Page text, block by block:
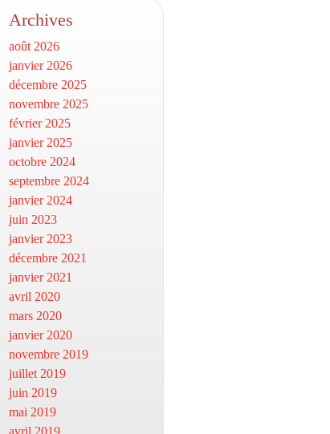
Archives
août 2026
janvier 2026
décembre 2025
novembre 2025
février 2025
janvier 2025
octobre 2024
septembre 2024
janvier 2024
juin 2023
janvier 2023
décembre 2021
janvier 2021
avril 2020
mars 2020
janvier 2020
novembre 2019
juillet 2019
juin 2019
mai 2019
avril 2019